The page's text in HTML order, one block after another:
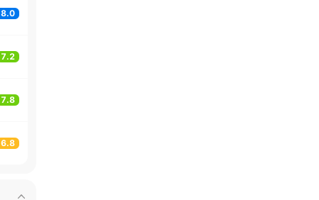
8.0
7.2
7.8
6.8